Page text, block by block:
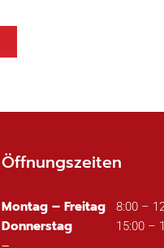
Öffnungszeiten
Montag – Freitag 8:00 –
Donnerstag 15:00 –